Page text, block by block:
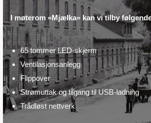
I møterom «Mjælka» kan vi tilby
65 tommer LED-skjerm
Ventilasjonsanlegg
Flippover
Strømuttak og tilgang til USB-ladning
Trådløst nettverk